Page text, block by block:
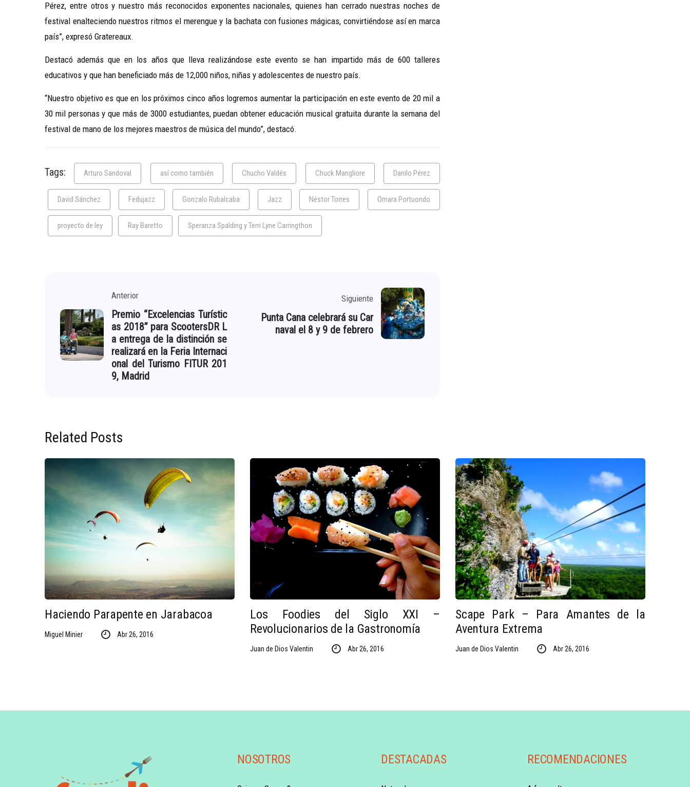
Pérez, entre otros y nuestro más reconocidos exponentes nacionales, quienes han cerrado nuestras noches de
festival enalteciendo nuestros ritmos el merengue y la bachata con fusiones mágicas, convirtiéndose así en marca
país”, expresó Gratereaux.
Destacó además que en los años que lleva realizándose este evento se han impartido más de 600 talleres
educativos y que han beneficiado más de 12,000 niños, niñas y adolescentes de nuestro país.
“Nuestro objetivo es que en los próximos cinco años logremos aumentar la participación en este evento de 20 mil a
30 mil personas y que más de 3000 estudiantes, puedan obtener educación musical gratuita durante la semana del
festival de mano de los mejores maestros de música del mundo”, destacó.
Tags: Arturo Sandoval así como también Chucho Valdés Chuck Mangliore Danilo Pérez
David Sánchez Fedujazz Gonzalo Rubalcaba Jazz Néstor Torres Omara Portuondo
proyecto de ley Ray Baretto Speranza Spalding y Terri Lyne Carringthon
Anterior
Premio “Excelencias Turístic
as 2018” para ScootersDR L
a entrega de la distinción se
realizará en la Feria Internaci
onal del Turismo FITUR 201
9, Madrid
Siguiente
Punta Cana celebrará su Car
naval el 8 y 9 de febrero
Related Posts
Haciendo Parapente en Jarabacoa
Miguel Minier Abr 26, 2016
Los Foodies del Siglo XXI –
Revolucionarios de la Gastronomía
Juan de Dios Valentin Abr 26, 2016
Scape Park – Para Amantes de la
Aventura Extrema
Juan de Dios Valentin Abr 26, 2016
NOSOTROS DESTACADAS RECOMENDACIONES